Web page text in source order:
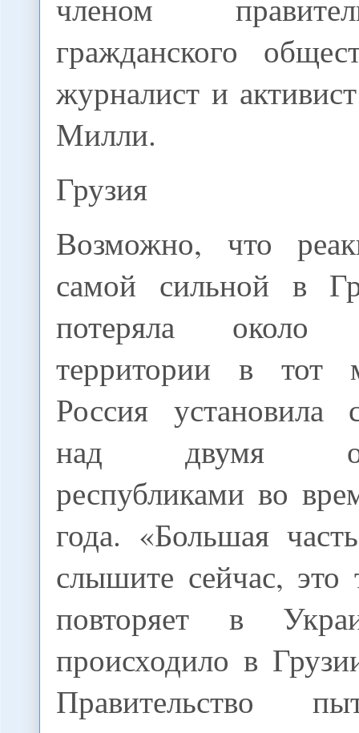
членом
гражданского
журналист и
Милли.
Грузия
Возможно, что
самой сильной в
потеряла
территории в тот
Россия установила
над двумя
республиками во
года. «Большая
слышите сейчас, это
повторяет в
происходило в
Правительство